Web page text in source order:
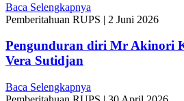
Baca Selengkapnya
Pemberitahuan RUPS | 2 Juni 2026
Pengunduran diri Mr Akinori
Vera Sutidjan
Baca Selengkapnya